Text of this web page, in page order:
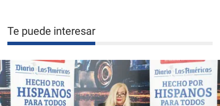
Te puede interesar